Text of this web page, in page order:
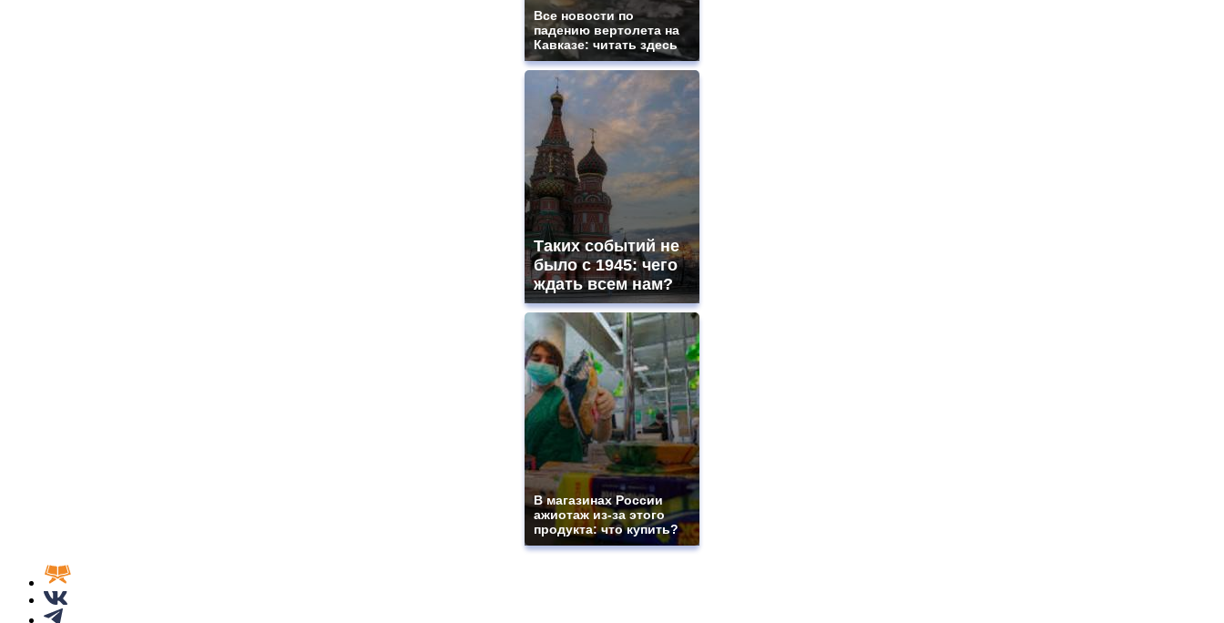
Все новости по
падению вертолета на
Кавказе: читать здесь
Таких событий не
было с 1945: чего
ждать всем нам?
В магазинах России
ажиотаж из-за этого
продукта: что купить?